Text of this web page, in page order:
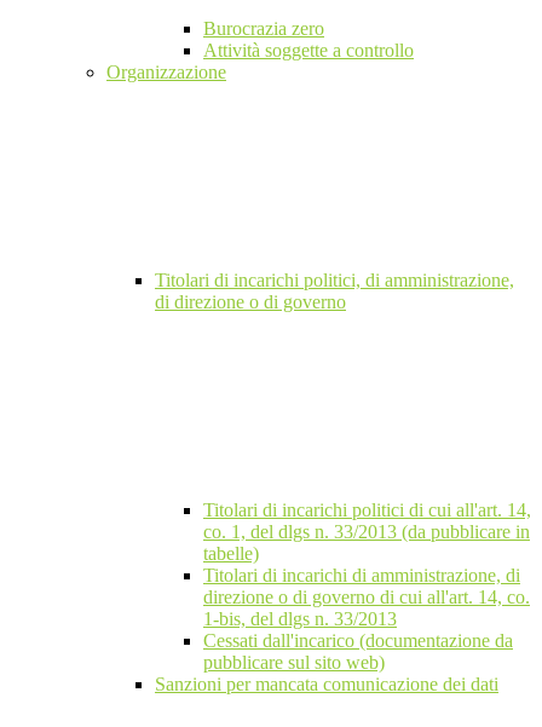
Burocrazia zero
Attività soggette a controllo
Organizzazione
Titolari di incarichi politici, di amministrazione,
di direzione o di governo
Titolari di incarichi politici di cui all'art. 14,
co. 1, del dlgs n. 33/2013 (da pubblicare in
tabelle)
Titolari di incarichi di amministrazione, di
direzione o di governo di cui all'art. 14, co.
1-bis, del dlgs n. 33/2013
Cessati dall'incarico (documentazione da
pubblicare sul sito web)
Sanzioni per mancata comunicazione dei dati